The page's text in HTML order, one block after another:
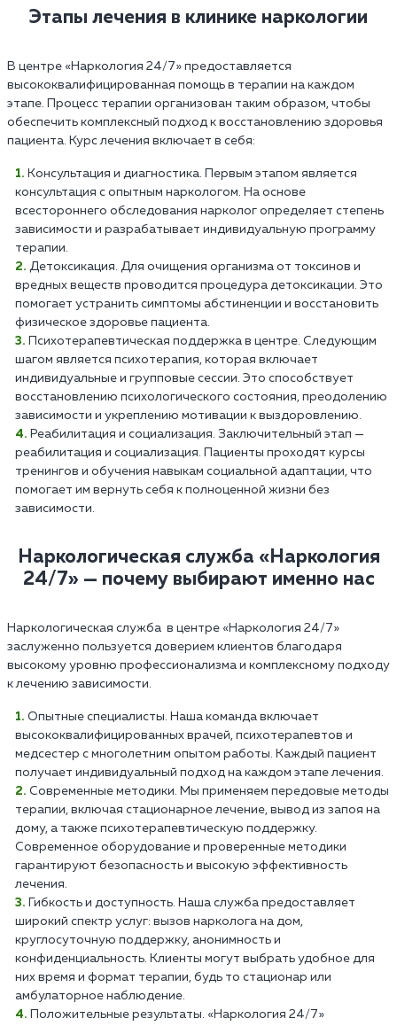
Этапы лечения в клинике наркологии
В центре «Наркология 24/7» предоставляется
высококвалифицированная помощь в терапии на каждом
этапе. Процесс терапии организован таким образом, чтобы
обеспечить комплексный подход к восстановлению здоровья
пациента. Курс лечения включает в себя:
Консультация и диагностика. Первым этапом является
консультация с опытным наркологом. На основе
всестороннего обследования нарколог определяет степень
зависимости и разрабатывает индивидуальную программу
терапии.
Детоксикация. Для очищения организма от токсинов и
вредных веществ проводится процедура детоксикации. Это
помогает устранить симптомы абстиненции и восстановить
физическое здоровье пациента.
Психотерапевтическая поддержка в центре. Следующим
шагом является психотерапия, которая включает
индивидуальные и групповые сессии. Это способствует
восстановлению психологического состояния, преодолению
зависимости и укреплению мотивации к выздоровлению.
Реабилитация и социализация. Заключительный этап —
реабилитация и социализация. Пациенты проходят курсы
тренингов и обучения навыкам социальной адаптации, что
помогает им вернуть себя к полноценной жизни без
зависимости.
Наркологическая служба «Наркология
24/7» — почему выбирают именно нас
Наркологическая служба в центре «Наркология 24/7»
заслуженно пользуется доверием клиентов благодаря
высокому уровню профессионализма и комплексному подходу
к лечению зависимости.
Опытные специалисты. Наша команда включает
высококвалифицированных врачей, психотерапевтов и
медсестер с многолетним опытом работы. Каждый пациент
получает индивидуальный подход на каждом этапе лечения.
Современные методики. Мы применяем передовые методы
терапии, включая стационарное лечение, вывод из запоя на
дому, а также психотерапевтическую поддержку.
Современное оборудование и проверенные методики
гарантируют безопасность и высокую эффективность
лечения.
Гибкость и доступность. Наша служба предоставляет
широкий спектр услуг: вызов нарколога на дом,
круглосуточную поддержку, анонимность и
конфиденциальность. Клиенты могут выбрать удобное для
них время и формат терапии, будь то стационар или
амбулаторное наблюдение.
Положительные результаты. «Наркология 24/7»